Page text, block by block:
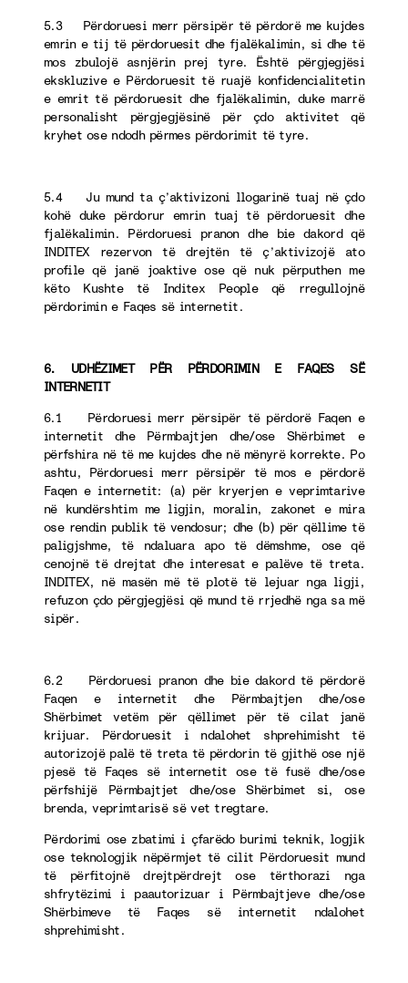
5.3 Përdoruesi merr përsipër të përdorë me kujdes
emrin e tij të përdoruesit dhe fjalëkalimin, si dhe të
mos zbulojë asnjërin prej tyre. Është përgjegjësi
ekskluzive e Përdoruesit të ruajë konfidencialitetin
e emrit të përdoruesit dhe fjalëkalimin, duke marrë
personalisht përgjegjësinë për çdo aktivitet që
kryhet ose ndodh përmes përdorimit të tyre.
5.4 Ju mund ta ç’aktivizoni llogarinë tuaj në çdo
kohë duke përdorur emrin tuaj të përdoruesit dhe
fjalëkalimin. Përdoruesi pranon dhe bie dakord që
INDITEX rezervon të drejtën të ç’aktivizojë ato
profile që janë joaktive ose që nuk përputhen me
këto Kushte të Inditex People që rregullojnë
përdorimin e Faqes së internetit.
6. UDHËZIMET PËR PËRDORIMIN E FAQES SË
INTERNETIT
6.1 Përdoruesi merr përsipër të përdorë Faqen e
internetit dhe Përmbajtjen dhe/ose Shërbimet e
përfshira në të me kujdes dhe në mënyrë korrekte. Po
ashtu, Përdoruesi merr përsipër të mos e përdorë
Faqen e internetit: (a) për kryerjen e veprimtarive
në kundërshtim me ligjin, moralin, zakonet e mira
ose rendin publik të vendosur; dhe (b) për qëllime të
paligjshme, të ndaluara apo të dëmshme, ose që
cenojnë të drejtat dhe interesat e palëve të treta.
INDITEX, në masën më të plotë të lejuar nga ligji,
refuzon çdo përgjegjësi që mund të rrjedhë nga sa më
sipër.
6.2 Përdoruesi pranon dhe bie dakord të përdorë
Faqen e internetit dhe Përmbajtjen dhe/ose
Shërbimet vetëm për qëllimet për të cilat janë
krijuar. Përdoruesit i ndalohet shprehimisht të
autorizojë palë të treta të përdorin të gjithë ose një
pjesë të Faqes së internetit ose të fusë dhe/ose
përfshijë Përmbajtjet dhe/ose Shërbimet si, ose
brenda, veprimtarisë së vet tregtare.
Përdorimi ose zbatimi i çfarëdo burimi teknik, logjik
ose teknologjik nëpërmjet të cilit Përdoruesit mund
të përfitojnë drejtpërdrejt ose tërthorazi nga
shfrytëzimi i paautorizuar i Përmbajtjeve dhe/ose
Shërbimeve të Faqes së internetit ndalohet
shprehimisht.